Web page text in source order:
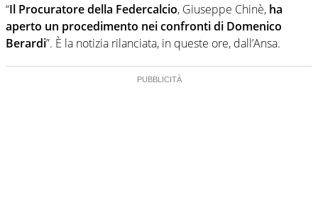
“Il Procuratore della Federcalcio, Giuseppe Chinè, ha
aperto un procedimento nei confronti di Domenico
Berardi”. È la notizia rilanciata, in queste ore, dall’Ansa.